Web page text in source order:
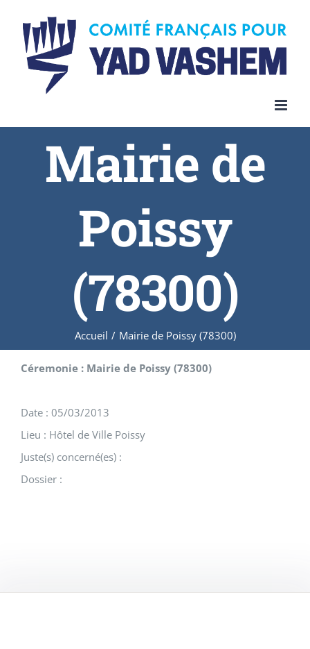
content
Mairie de
Poissy
(78300)
Accueil / Mairie de Poissy (78300)
Céremonie : Mairie de Poissy (78300)
Date : 05/03/2013
Lieu : Hôtel de Ville Poissy
Juste(s) concerné(es) :
Dossier :